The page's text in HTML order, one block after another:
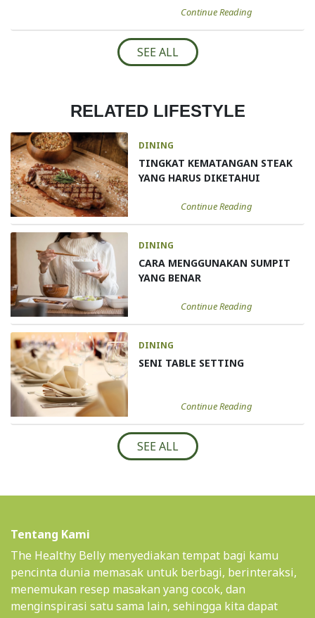
Continue Reading
SEE ALL
RELATED LIFESTYLE
DINING
TINGKAT KEMATANGAN STEAK
YANG HARUS DIKETAHUI
Continue Reading
DINING
CARA MENGGUNAKAN SUMPIT
YANG BENAR
Continue Reading
DINING
SENI TABLE SETTING
Continue Reading
SEE ALL
Tentang Kami
The Healthy Belly menyediakan tempat bagi kamu
pencinta dunia memasak untuk berbagi, berinteraksi,
menemukan resep masakan yang cocok, dan
menginspirasi satu sama lain, sehingga kita dapat